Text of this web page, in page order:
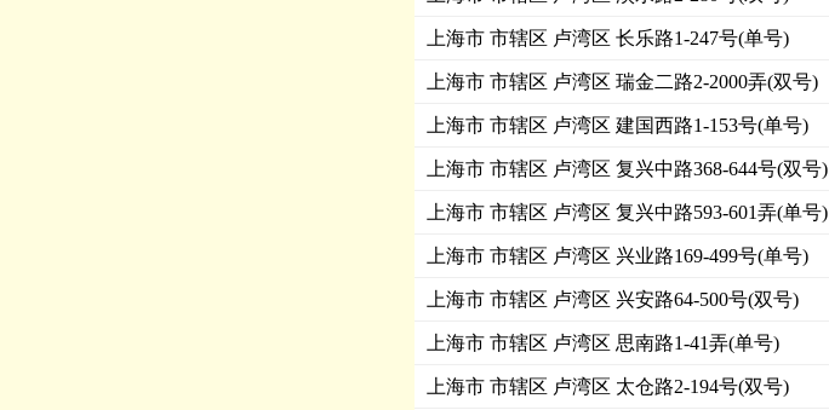
上海市 市辖区 卢湾区 长乐路1-247号(单号)
上海市 市辖区 卢湾区 瑞金二路2-2000弄(双号)
上海市 市辖区 卢湾区 建国西路1-153号(单号)
上海市 市辖区 卢湾区 复兴中路368-644号(双号)
上海市 市辖区 卢湾区 复兴中路593-601弄(单号)
上海市 市辖区 卢湾区 兴业路169-499号(单号)
上海市 市辖区 卢湾区 兴安路64-500号(双号)
上海市 市辖区 卢湾区 思南路1-41弄(单号)
上海市 市辖区 卢湾区 太仓路2-194号(双号)